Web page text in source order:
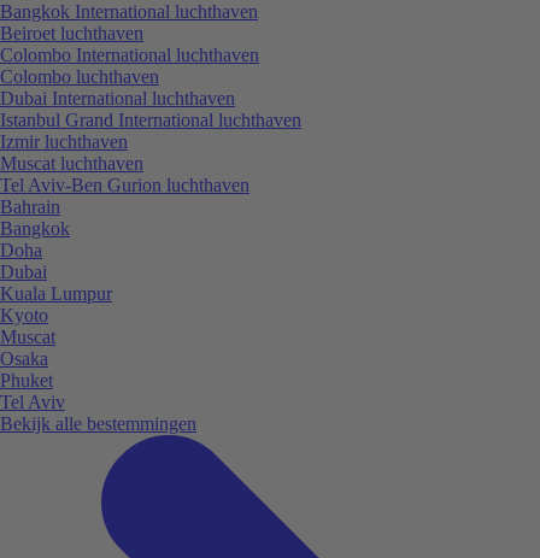
Bangkok International luchthaven
Beiroet luchthaven
Colombo International luchthaven
Colombo luchthaven
Dubai International luchthaven
Istanbul Grand International luchthaven
Izmir luchthaven
Muscat luchthaven
Tel Aviv-Ben Gurion luchthaven
Bahrain
Bangkok
Doha
Dubai
Kuala Lumpur
Kyoto
Muscat
Osaka
Phuket
Tel Aviv
Bekijk alle bestemmingen